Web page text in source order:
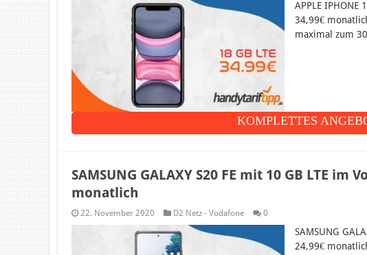
APPLE
34,99€
maximal zum
KOMPLETTES
SAMSUNG GALAXY S20 FE mit 10 GB LTE
monatlich
22. November 2020 D2 Netz - Vodafone 0
SAMSUNG
24,99€